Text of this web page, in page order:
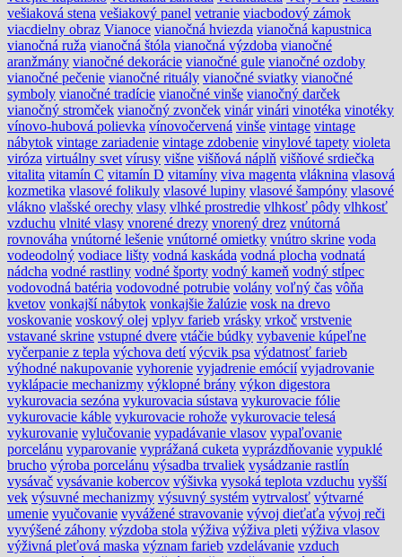
vešiaková stena vešiakový panel vetranie viacbodový zámok
viacdielny obraz Vianoce vianočná hviezda vianočná kapustnica
vianočná ruža vianočná štóla vianočná výzdoba vianočné
aranžmány vianočné dekorácie vianočné gule vianočné ozdoby
vianočné pečenie vianočné rituály vianočné sviatky vianočné
symboly vianočné tradície vianočné vinše vianočný darček
vianočný stromček vianočný zvonček vinár vinári vinotéka vinotéky
vínovo-hubová polievka vínovočervená vinše vintage vintage
nábytok vintage zariadenie vintage zdobenie vinylové tapety violeta
viróza virtuálny svet vírusy višne višňová náplň višňové srdiečka
vitalita vitamín C vitamín D vitamíny viva magenta vláknina vlasová
kozmetika vlasové folikuly vlasové lupiny vlasové šampóny vlasové
vlákno vlašské orechy vlasy vlhké prostredie vlhkosť pôdy vlhkosť
vzduchu vlnité vlasy vnorené drezy vnorený drez vnútorná
rovnováha vnútorné lešenie vnútorné omietky vnútro skrine voda
vodeodolný vodiace lišty vodná kaskáda vodná plocha vodnatá
nádcha vodné rastliny vodné športy vodný kameň vodný stĺpec
vodovodná batéria vodovodné potrubie volány voľný čas vôňa
kvetov vonkajší nábytok vonkajšie žalúzie vosk na drevo
voskovanie voskový olej vplyv farieb vrásky vrkoč vrstvenie
vstavané skrine vstupné dvere vtáčie búdky vybavenie kúpeľne
vyčerpanie z tepla výchova detí výcvik psa výdatnosť farieb
výhodné nakupovanie vyhorenie vyjadrenie emócií vyjadrovanie
vyklápacie mechanizmy výklopné brány výkon digestora
vykurovacia sezóna vykurovacia sústava vykurovacie fólie
vykurovacie káble vykurovacie rohože vykurovacie telesá
vykurovanie vylučovanie vypadávanie vlasov vypaľovanie
porcelánu vyparovanie vyprážaná cuketa vyprázdňovanie vypuklé
brucho výroba porcelánu výsadba trvaliek vysádzanie rastlín
vysávač vysávanie kobercov výšivka vysoká teplota vzduchu vyšší
vek výsuvné mechanizmy výsuvný systém vytrvalosť výtvarné
umenie vyučovanie vyvážené stravovanie vývoj dieťaťa vývoj reči
vyvýšené záhony výzdoba stola výživa výživa pleti výživa vlasov
výživná pleťová maska význam farieb vzdelávanie vzduch